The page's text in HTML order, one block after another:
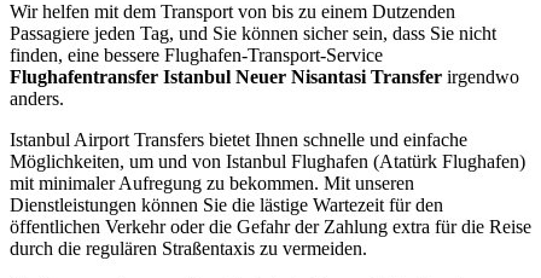
Wir helfen mit dem Transport von bis zu einem Dutzenden
Passagiere jeden Tag, und Sie können sicher sein, dass Sie nicht
finden, eine bessere Flughafen-Transport-Service
Flughafentransfer Istanbul Neuer Nisantasi Transfer irgendwo
anders.
Istanbul Airport Transfers bietet Ihnen schnelle und einfache
Möglichkeiten, um und von Istanbul Flughafen (Atatürk Flughafen)
mit minimaler Aufregung zu bekommen. Mit unseren
Dienstleistungen können Sie die lästige Wartezeit für den
öffentlichen Verkehr oder die Gefahr der Zahlung extra für die Reise
durch die regulären Straßentaxis zu vermeiden.